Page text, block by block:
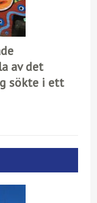
av det
sökte i ett